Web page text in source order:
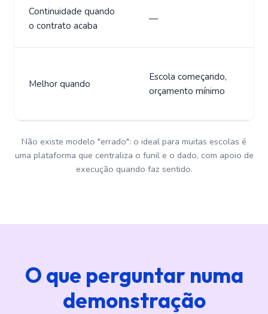
Continuidade quando
o contrato acaba
—
Melhor quando
Escola começando,
orçamento mínimo
Não existe modelo "errado": o ideal para muitas escolas é
uma plataforma que centraliza o funil e o dado, com apoio de
execução quando faz sentido.
O que perguntar numa
demonstração